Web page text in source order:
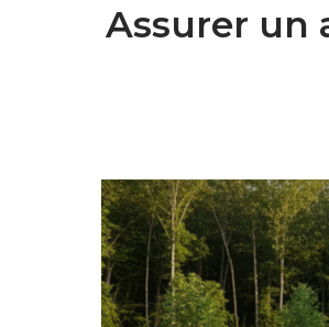
Assurer un